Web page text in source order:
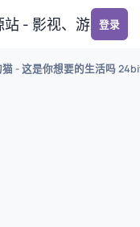
站 - 影视、游戏、
登录
猫 - 这是你想要的生活吗